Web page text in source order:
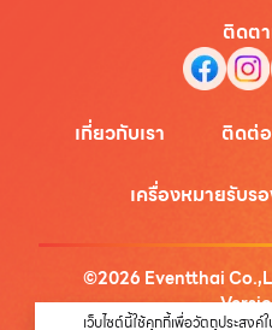
ติดตา
เกี่ยวกับเรา ติดต่อ
เครื่องหมายรับร
©2026 Eventthai
เว็บไซต์นี้ใช้คุกกี้เพื่อวัตถุประสงค์